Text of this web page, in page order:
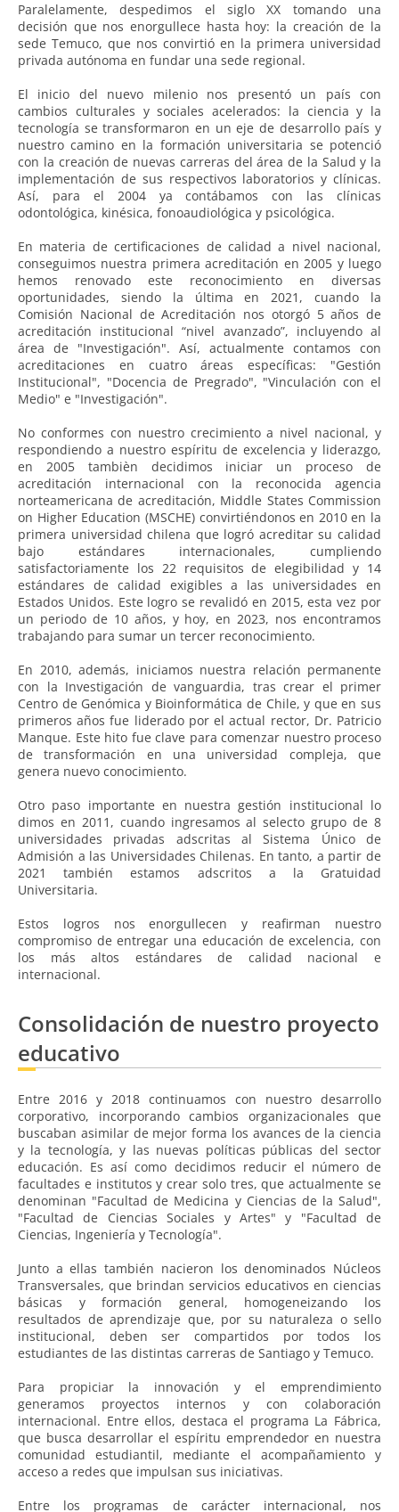
Paralelamente, despedimos el siglo XX tomando una
decisión que nos enorgullece hasta hoy: la creación de la
sede Temuco, que nos convirtió en la primera universidad
privada autónoma en fundar una sede regional.
El inicio del nuevo milenio nos presentó un país con
cambios culturales y sociales acelerados: la ciencia y la
tecnología se transformaron en un eje de desarrollo país y
nuestro camino en la formación universitaria se potenció
con la creación de nuevas carreras del área de la Salud y la
implementación de sus respectivos laboratorios y clínicas.
Así, para el 2004 ya contábamos con las clínicas
odontológica, kinésica, fonoaudiológica y psicológica.
En materia de certificaciones de calidad a nivel nacional,
conseguimos nuestra primera acreditación en 2005 y luego
hemos renovado este reconocimiento en diversas
oportunidades, siendo la última en 2021, cuando la
Comisión Nacional de Acreditación nos otorgó 5 años de
acreditación institucional “nivel avanzado”, incluyendo al
área de "Investigación". Así, actualmente contamos con
acreditaciones en cuatro áreas específicas: "Gestión
Institucional", "Docencia de Pregrado", "Vinculación con el
Medio" e "Investigación".
No conformes con nuestro crecimiento a nivel nacional, y
respondiendo a nuestro espíritu de excelencia y liderazgo,
en 2005 tambièn decidimos iniciar un proceso de
acreditación internacional con la reconocida agencia
norteamericana de acreditación, Middle States Commission
on Higher Education (MSCHE) convirtiéndonos en 2010 en la
primera universidad chilena que logró acreditar su calidad
bajo estándares internacionales, cumpliendo
satisfactoriamente los 22 requisitos de elegibilidad y 14
estándares de calidad exigibles a las universidades en
Estados Unidos. Este logro se revalidó en 2015, esta vez por
un periodo de 10 años, y hoy, en 2023, nos encontramos
trabajando para sumar un tercer reconocimiento.
En 2010, además, iniciamos nuestra relación permanente
con la Investigación de vanguardia, tras crear el primer
Centro de Genómica y Bioinformática de Chile, y que en sus
primeros años fue liderado por el actual rector, Dr. Patricio
Manque. Este hito fue clave para comenzar nuestro proceso
de transformación en una universidad compleja, que
genera nuevo conocimiento.
Otro paso importante en nuestra gestión institucional lo
dimos en 2011, cuando ingresamos al selecto grupo de 8
universidades privadas adscritas al Sistema Único de
Admisión a las Universidades Chilenas. En tanto, a partir de
2021 también estamos adscritos a la Gratuidad
Universitaria.
Estos logros nos enorgullecen y reafirman nuestro
compromiso de entregar una educación de excelencia, con
los más altos estándares de calidad nacional e
internacional.
Consolidación de nuestro proyecto
educativo
Entre 2016 y 2018 continuamos con nuestro desarrollo
corporativo, incorporando cambios organizacionales que
buscaban asimilar de mejor forma los avances de la ciencia
y la tecnología, y las nuevas políticas públicas del sector
educación. Es así como decidimos reducir el número de
facultades e institutos y crear solo tres, que actualmente se
denominan "Facultad de Medicina y Ciencias de la Salud",
"Facultad de Ciencias Sociales y Artes" y "Facultad de
Ciencias, Ingeniería y Tecnología".
Junto a ellas también nacieron los denominados Núcleos
Transversales, que brindan servicios educativos en ciencias
básicas y formación general, homogeneizando los
resultados de aprendizaje que, por su naturaleza o sello
institucional, deben ser compartidos por todos los
estudiantes de las distintas carreras de Santiago y Temuco.
Para propiciar la innovación y el emprendimiento
generamos proyectos internos y con colaboración
internacional. Entre ellos, destaca el programa La Fábrica,
que busca desarrollar el espíritu emprendedor en nuestra
comunidad estudiantil, mediante el acompañamiento y
acceso a redes que impulsan sus iniciativas.
Entre los programas de carácter internacional, nos